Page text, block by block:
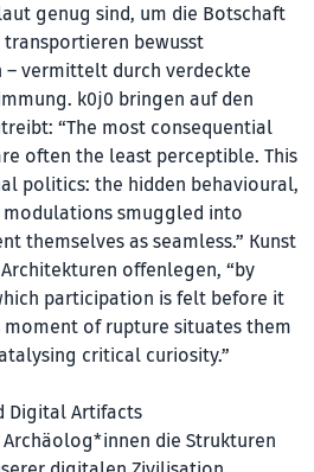
genug sind, um die Botschaft
bewusst
vermittelt durch verdeckte
k0j0 bringen auf den
“The most consequential
of­ten the least perceptible. This
politics: the hidden behavioural,
smuggled into
themselves as seamless.” Kunst
offenlegen, “by
participation is felt before it
moment of rupture situates them
critical curiosity.”
Digital Artifacts
die Strukturen